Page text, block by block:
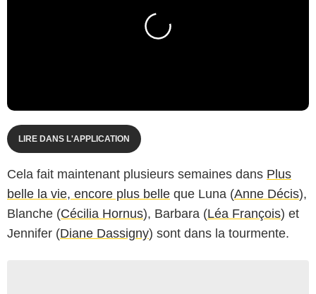
LIRE DANS L'APPLICATION
Cela fait maintenant plusieurs semaines dans Plus
belle la vie, encore plus belle que Luna (Anne Décis),
Blanche (Cécilia Hornus), Barbara (Léa François) et
Jennifer (Diane Dassigny) sont dans la tourmente.